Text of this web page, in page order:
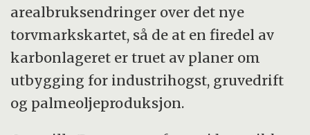
arealbruksendringer over det nye
torvmarkskartet, så de at en firedel av
karbonlageret er truet av planer om
utbygging for industrihogst, gruvedrift
og palmeoljeproduksjon.